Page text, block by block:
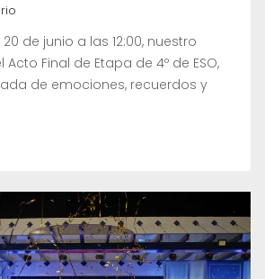
de junio a las 12:00, nuestro
Final de Etapa de 4º de ESO,
de emociones, recuerdos y